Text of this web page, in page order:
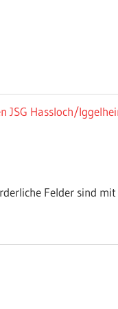
JSG Hassloch/
Felder sind mit